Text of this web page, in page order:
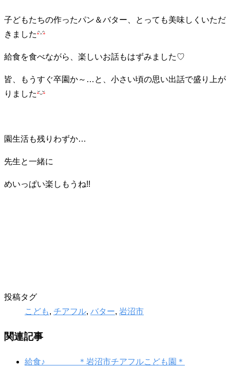
子どもたちの作ったパン＆バター、とっても美味しくいただ
きました
給食を食べながら、楽しいお話もはずみました♡
皆、もうすぐ卒園か～…と、小さい頃の思い出話で盛り上が
りました
園生活も残りわずか…
先生と一緒に
めいっぱい楽しもうね!!
投稿タグ
こども, チアフル, バター, 岩沼市
関連記事
給食♪ ＊岩沼市チアフルこども園＊